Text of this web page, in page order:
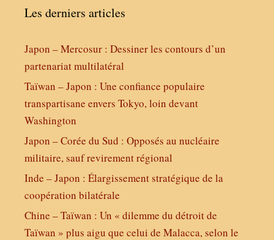
Les derniers articles
Japon – Mercosur : Dessiner les contours d’un
partenariat multilatéral
Taïwan – Japon : Une confiance populaire
transpartisane envers Tokyo, loin devant
Washington
Japon – Corée du Sud : Opposés au nucléaire
militaire, sauf revirement régional
Inde – Japon : Élargissement stratégique de la
coopération bilatérale
Chine – Taïwan : Un « dilemme du détroit de
Taïwan » plus aigu que celui de Malacca, selon le